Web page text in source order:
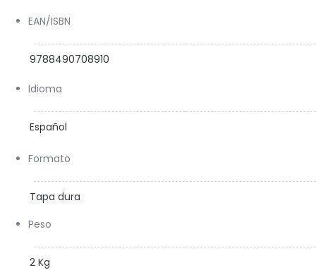
EAN/ISBN
9788490708910
Idioma
Español
Formato
Tapa dura
Peso
2 Kg